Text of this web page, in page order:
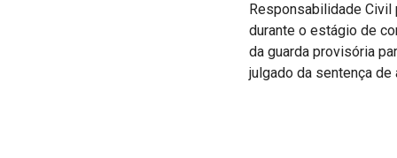
Responsabilidade Civil
durante o estágio de
da guarda provisória
julgado da sentença